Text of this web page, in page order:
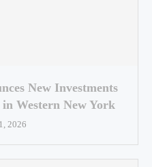
New Investments
Western New York
2026